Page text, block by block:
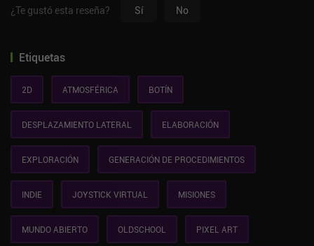
¿Te gustó esta reseña? Sí No
Etiquetas
2D ATMOSFÉRICA BOTÍN
DESPLAZAMIENTO LATERAL ELABORACIÓN
EXPLORACIÓN GENERACIÓN DE PROCEDIMIENTOS
INDIE JOYSTICK VIRTUAL MISIONES
MUNDO ABIERTO OLDSCHOOL PIXEL ART